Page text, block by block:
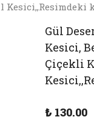
Gül
Kesici,
Çiçekli
₺ 130.00